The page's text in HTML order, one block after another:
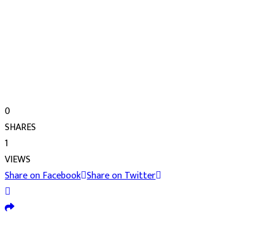
0
SHARES
1
VIEWS
Share on Facebook Share on Twitter